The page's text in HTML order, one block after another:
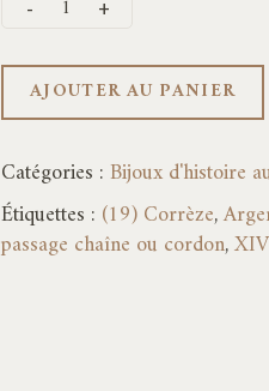
AJOUTER AU PANIER
Catégories :Bijoux d'histoire
Étiquettes : (19) Corrèze,
passage chaîne ou cordon,